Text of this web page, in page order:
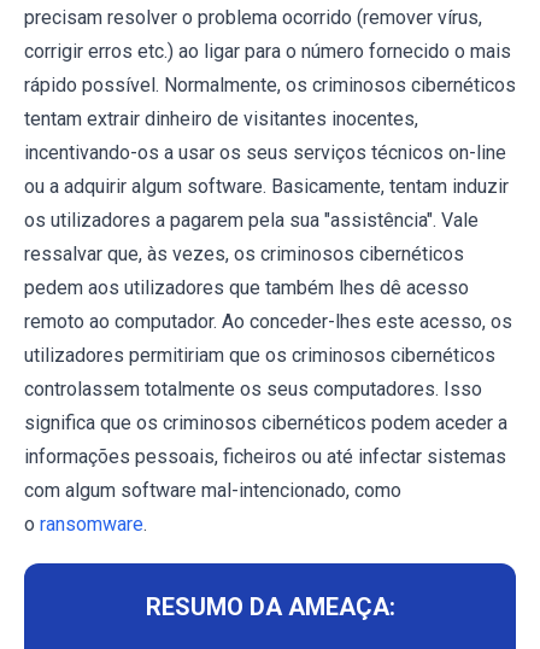
precisam resolver o problema ocorrido (remover vírus,
corrigir erros etc.) ao ligar para o número fornecido o mais
rápido possível. Normalmente, os criminosos cibernéticos
tentam extrair dinheiro de visitantes inocentes,
incentivando-os a usar os seus serviços técnicos on-line
ou a adquirir algum software. Basicamente, tentam induzir
os utilizadores a pagarem pela sua "assistência". Vale
ressalvar que, às vezes, os criminosos cibernéticos
pedem aos utilizadores que também lhes dê acesso
remoto ao computador. Ao conceder-lhes este acesso, os
utilizadores permitiriam que os criminosos cibernéticos
controlassem totalmente os seus computadores. Isso
significa que os criminosos cibernéticos podem aceder a
informações pessoais, ficheiros ou até infectar sistemas
com algum software mal-intencionado, como
o ransomware.
RESUMO DA AMEAÇA: